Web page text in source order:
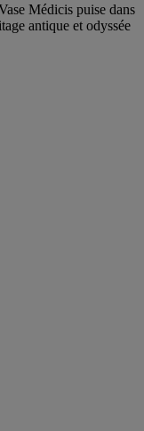
Médicis puise dans
antique et odyssée